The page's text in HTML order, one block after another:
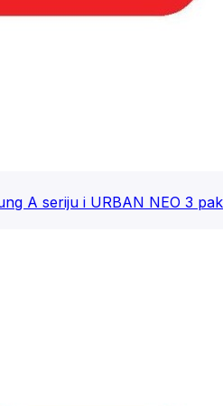
A seriju i URBAN NEO 3